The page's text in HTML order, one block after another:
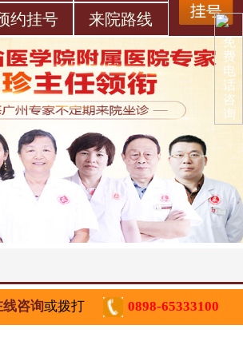
约挂号 来院路线
线咨询或拨打 0898-65333100
免
费
电
话
咨
询